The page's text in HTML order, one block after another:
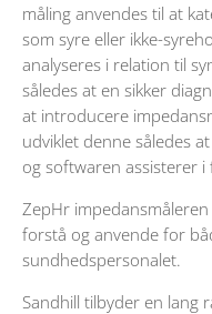
måling anvendes til at
som syre eller ikke-
analyseres i relation til
således at en sikker
at introducere
udviklet denne således
og softwaren assisterer
ZepHr
forstå og anvende for
sundhedspersonalet.
Sandhill tilbyder en lang